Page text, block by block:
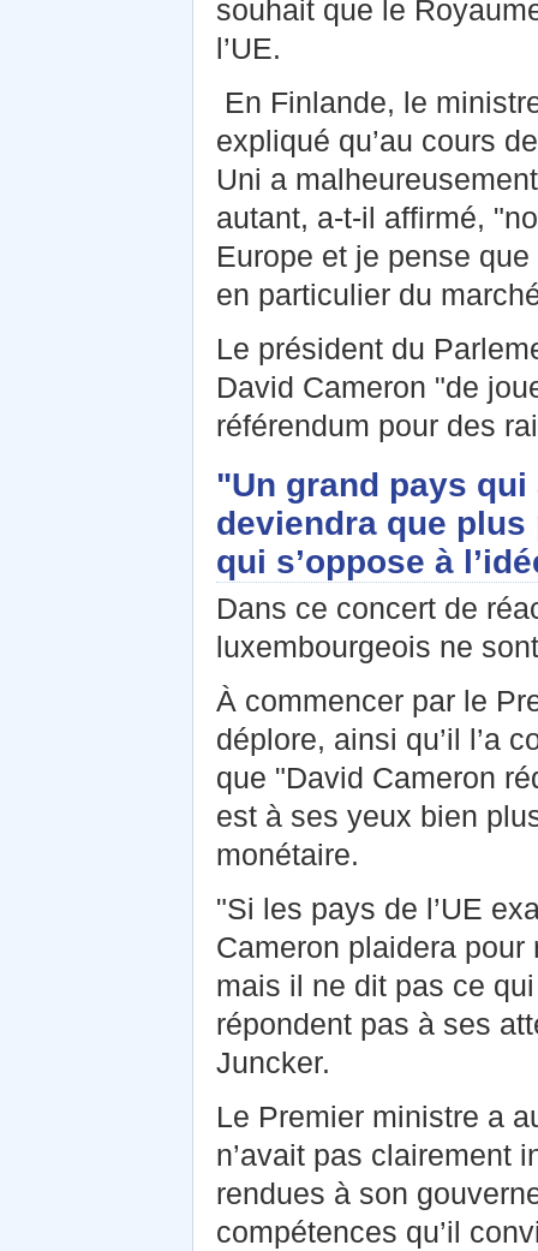
souhait que le
l’UE.
En Finlande, le
expliqué qu’au cours
Uni a
autant, a-t-il affirmé,
Europe et je pense
en particulier du
Le président du
David Cameron "de
référendum pour des
"Un grand pays qui
deviendra que
qui s’oppose à
Dans ce concert de
luxembourgeois ne
À commencer par le
déplore, ainsi qu’il l’a
que "David Cameron
est à ses yeux bien
monétaire.
"Si les pays de l’UE
Cameron plaidera pour
mais il ne dit pas ce
répondent pas à ses
Juncker.
Le Premier ministre a
n’avait pas clairement
rendues à son
compétences qu’il